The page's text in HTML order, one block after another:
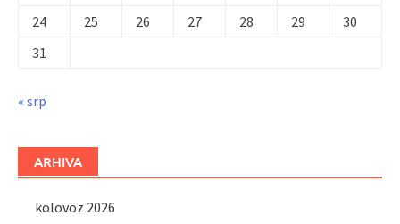
24
25 26 27 28 29
30
31
« srp
ARHIVA
kolovoz 2026